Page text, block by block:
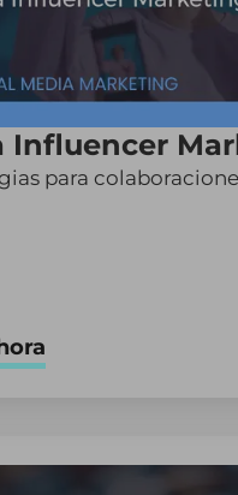
Influencer
para